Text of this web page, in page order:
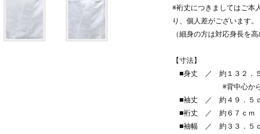
※裄丈につきましてはご本
り、個人差がございます。
（細身の方は対応身長を
【寸法】
■身丈 ／ 約１３２．
※背中心か
■袖丈 ／ 約４９．５
■裄丈 ／ 約６７ｃｍ
■袖幅 ／ 約３３．５